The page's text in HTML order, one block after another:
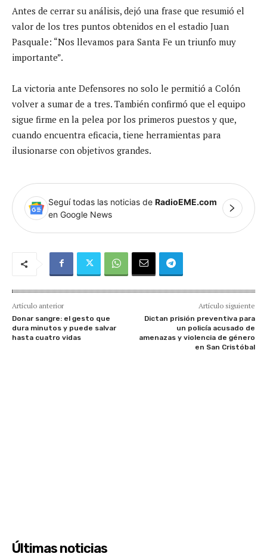
Antes de cerrar su análisis, dejó una frase que resumió el
valor de los tres puntos obtenidos en el estadio Juan
Pasquale: “Nos llevamos para Santa Fe un triunfo muy
importante”.
La victoria ante Defensores no solo le permitió a Colón
volver a sumar de a tres. También confirmó que el equipo
sigue firme en la pelea por los primeros puestos y que,
cuando encuentra eficacia, tiene herramientas para
ilusionarse con objetivos grandes.
Seguí todas las noticias de RadioEME.com
en Google News
Artículo anterior
Donar sangre: el gesto que
dura minutos y puede salvar
hasta cuatro vidas
Artículo siguiente
Dictan prisión preventiva para
un policía acusado de
amenazas y violencia de género
en San Cristóbal
Últimas noticias